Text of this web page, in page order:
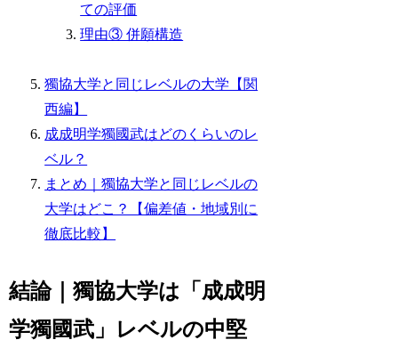
ての評価
理由③ 併願構造
獨協大学と同じレベルの大学【関
西編】
成成明学獨國武はどのくらいのレ
ベル？
まとめ｜獨協大学と同じレベルの
大学はどこ？【偏差値・地域別に
徹底比較】
結論｜獨協大学は「成成明
学獨國武」レベルの中堅